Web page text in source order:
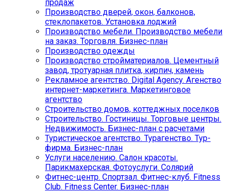
продаж
Производство дверей, окон, балконов,
стеклопакетов. Установка лоджий
Производство мебели. Производство мебели
на заказ. Торговля. Бизнес-план
Производство одежды
Производство стройматериалов. Цементный
завод, тротуарная плитка, кирпич, камень
Рекламное агентство. Digital Agency. Агенство
интернет-маркетинга. Маркетинговое
агентство
Строительство домов, коттеджных поселков
Строительство. Гостиницы. Торговые центры.
Недвижимость. Бизнес-план с расчетами
Туристическое агентство. Турагенство. Тур-
фирма. Бизнес-план
Услуги населению. Салон красоты.
Парикмахерская. Фотоуслуги. Солярий
Фитнес-центр. Спортзал. Фитнес-клуб. Fitness
Club. Fitness Center. Бизнес-план